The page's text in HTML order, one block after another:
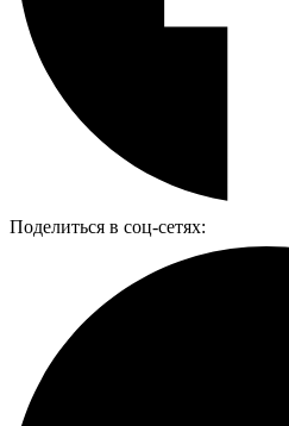
Поделиться в соц-сетях: